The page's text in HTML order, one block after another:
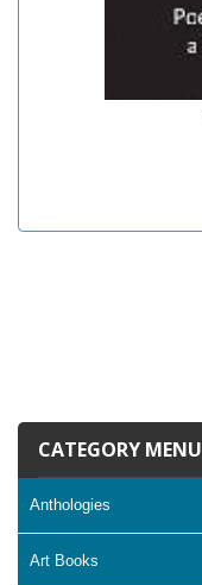
CATEGORY MENU
Anthologies
Art Books